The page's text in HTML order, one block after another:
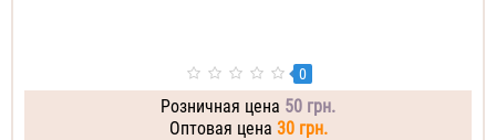
0
Розничная цена 50 грн.
Оптовая цена 30 грн.